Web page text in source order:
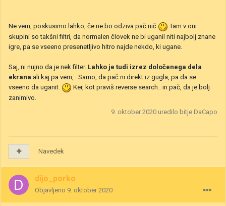
Ne vem, poskusimo lahko, če ne bo odziva pač nič
Tam v oni
skupini so takšni filtri, da normalen človek ne bi uganil niti najbolj znane
igre, pa se vseeno presenetljivo hitro najde nekdo, ki ugane.
Saj, ni nujno da je nek filter. Lahko je tudi izrez določenega dela
ekrana ali kaj pa vem, . Samo, da pač ni direkt iz gugla, pa da se
vseeno da uganit.
Ker, kot praviš reverse search.. in pač, da je bolj
zanimivo.
9. oktober 2020 uredilo bitje DaCapo
Navedek
dijo_porko
Objavljeno 9. oktober 2020